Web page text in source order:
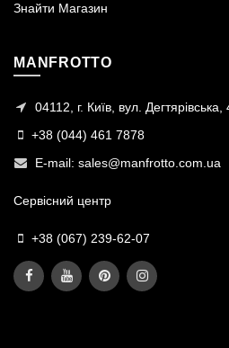
Знайти Магазин
MANFROTTO
04112, г. Київ, вул.
+38 (044) 461 7878
E-mail: sales@manfrotto.com.ua
Сервісний центр
+38 (067) 239-62-07